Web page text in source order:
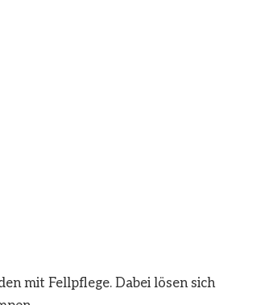
mit Fellpflege. Dabei lösen sich